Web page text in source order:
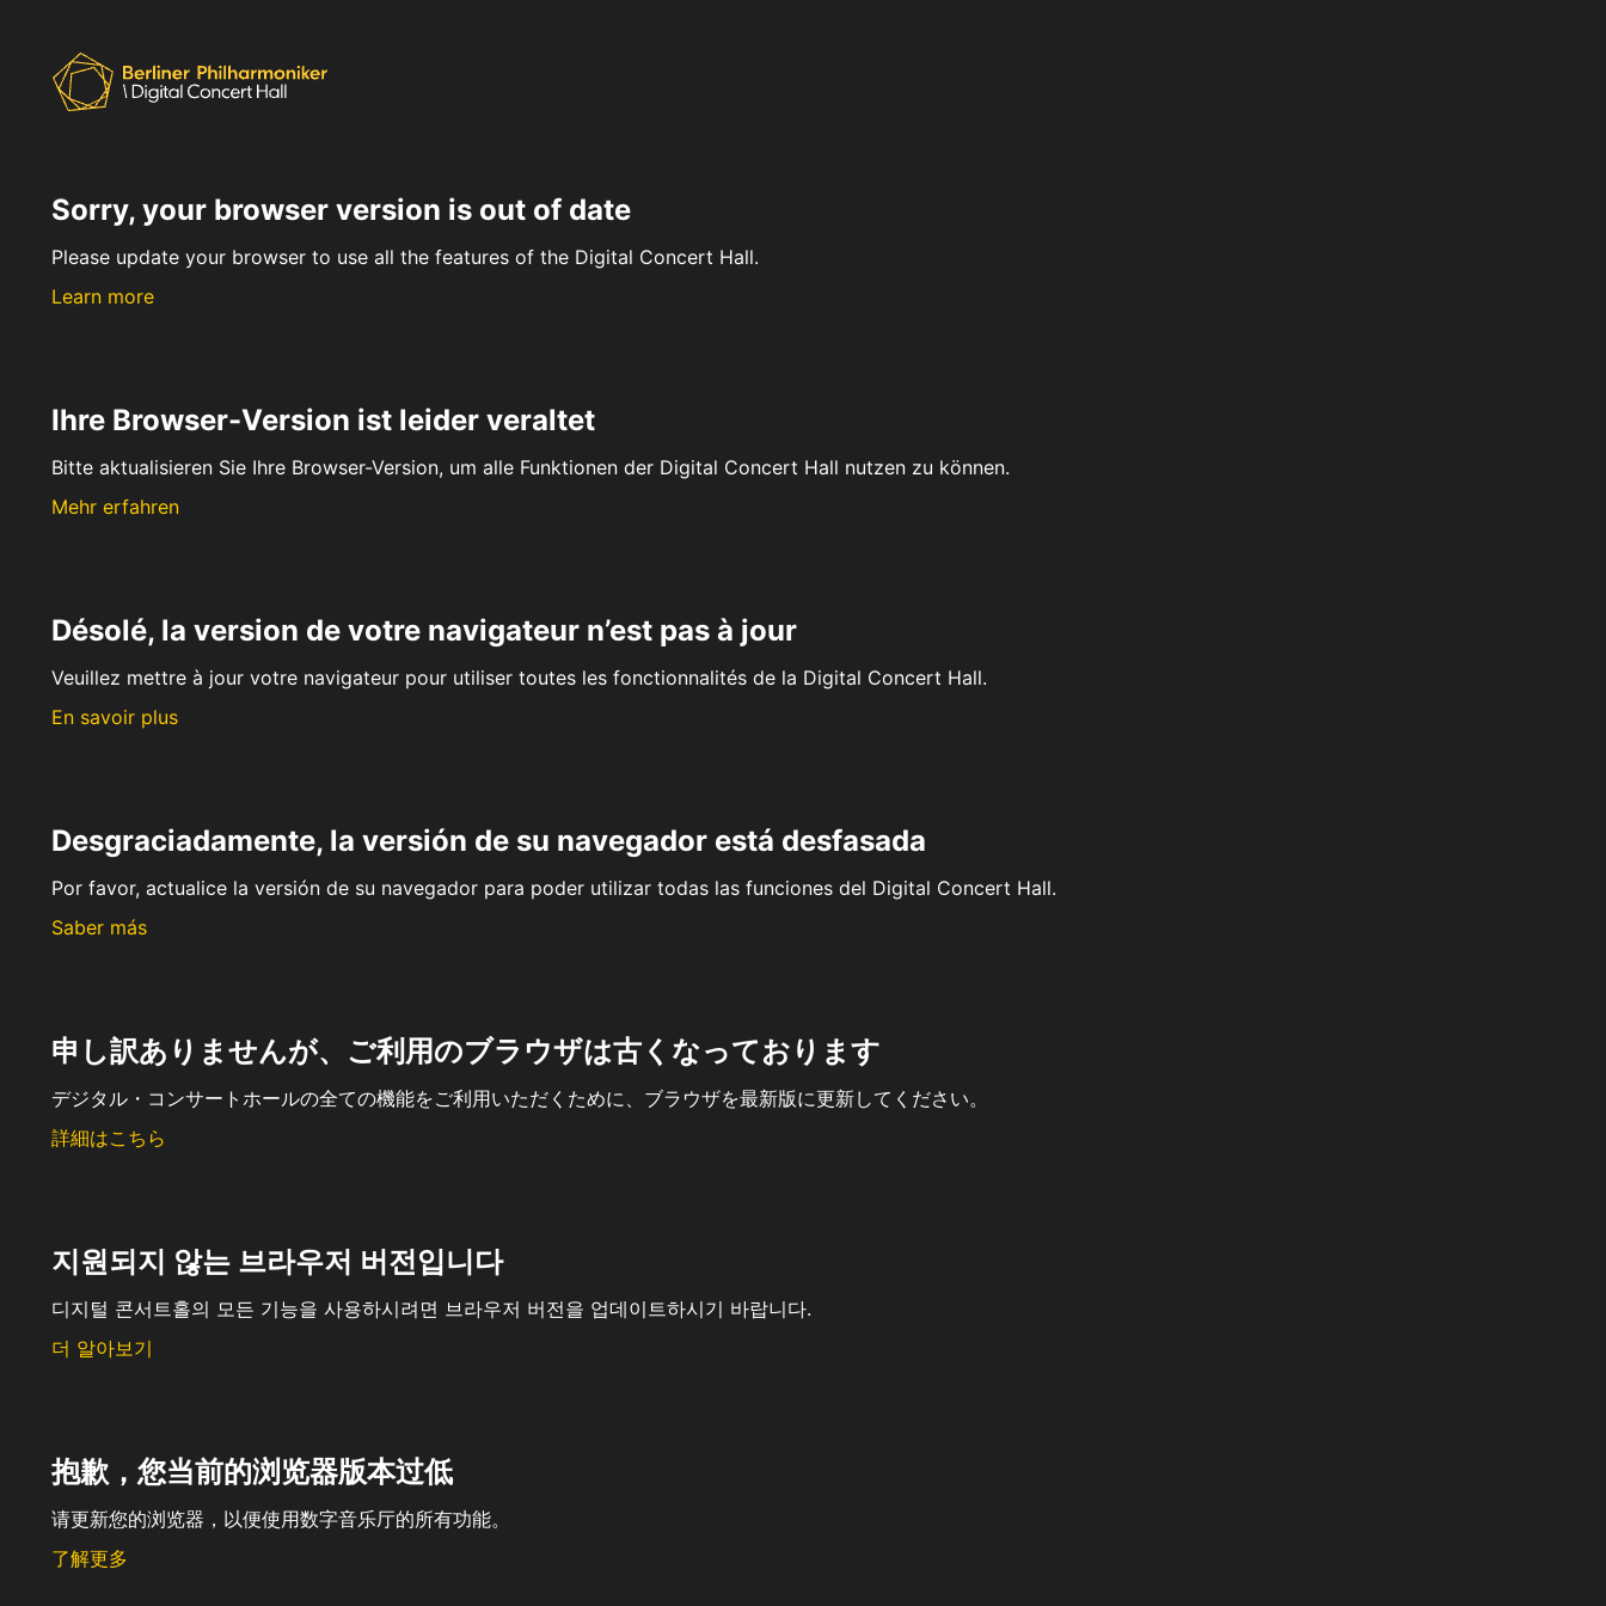
Sorry, your browser version is out of date
Please update your browser to use all the features of the Digital Concert Hall.
Learn more
Ihre Browser-Version ist leider veraltet
Bitte aktualisieren Sie Ihre Browser-Version, um alle Funktionen der Digital Concert Hall nutzen zu können.
Mehr erfahren
Désolé, la version de votre navigateur n’est pas à jour
Veuillez mettre à jour votre navigateur pour utiliser toutes les fonctionnalités de la Digital Concert Hall.
En savoir plus
Desgraciadamente, la versión de su navegador está desfasada
Por favor, actualice la versión de su navegador para poder utilizar todas las funciones del Digital Concert Hall.
Saber más
申し訳ありませんが、ご利用のブラウザは古くなっております
デジタル・コンサートホールの全ての機能をご利用いただくために、ブラウザを最新版に更新してください。
詳細はこちら
지원되지 않는 브라우저 버전입니다
디지털 콘서트홀의 모든 기능을 사용하시려면 브라우저 버전을 업데이트하시기 바랍니다.
더 알아보기
抱歉，您当前的浏览器版本过低
请更新您的浏览器，以便使用数字音乐厅的所有功能。
了解更多